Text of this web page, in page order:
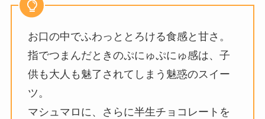
お口の中でふわっととろける食感と甘さ。
指でつまんだときのぷにゅぷにゅ感は、子
供も大人も魅了されてしまう魅惑のスイー
ツ。
マシュマロに、さらに半生チョコレートを